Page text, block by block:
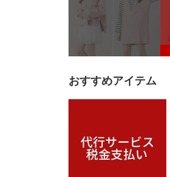
おすすめアイテム